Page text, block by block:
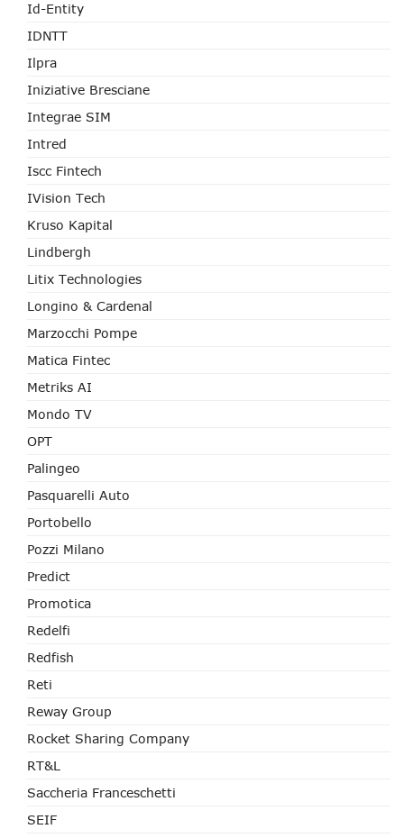
Id-Entity
IDNTT
Ilpra
Iniziative Bresciane
Integrae SIM
Intred
Iscc Fintech
IVision Tech
Kruso Kapital
Lindbergh
Litix Technologies
Longino & Cardenal
Marzocchi Pompe
Matica Fintec
Metriks AI
Mondo TV
OPT
Palingeo
Pasquarelli Auto
Portobello
Pozzi Milano
Predict
Promotica
Redelfi
Redfish
Reti
Reway Group
Rocket Sharing Company
RT&L
Saccheria Franceschetti
SEIF